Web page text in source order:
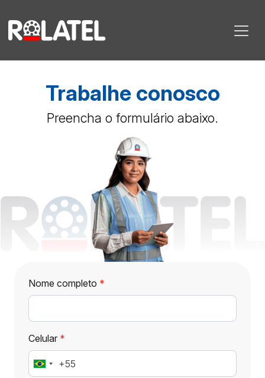
Trabalhe conosco
Preencha o formulário abaixo.
Nome completo
Celular
Brasil+55